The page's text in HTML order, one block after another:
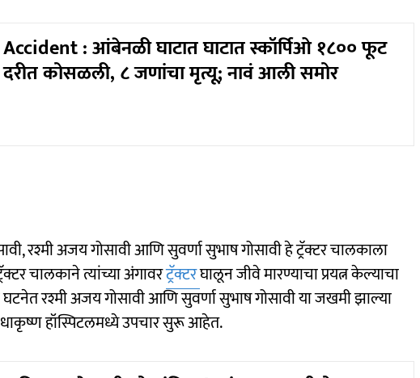
Accident : आंबेनळी घाटात घाटात स्कॉर्पिओ १८०० फूट
दरीत कोसळली, ८ जणांचा मृत्यू; नावं आली समोर
रश्मी अजय गोसावी आणि सुवर्णा सुभाष गोसावी हे ट्रॅक्टर चालकाला
चालकाने त्यांच्या अंगावरट्रॅक्टरघालून जीवे मारण्याचा प्रयत्न केल्याचा
रश्मी अजय गोसावी आणि सुवर्णा सुभाष गोसावी या जखमी झाल्या
हॉस्पिटलमध्ये उपचार सुरू आहेत.